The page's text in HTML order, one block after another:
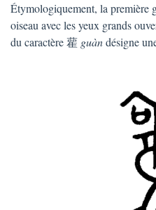
Étymologiquement, la première
oiseau avec les yeux grands
du caractère 雚 guàndésigne